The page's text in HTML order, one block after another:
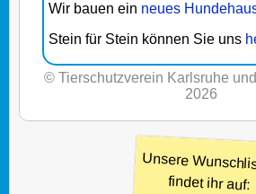
Wir bauen ein neues
Stein für Stein können Sie uns
© Tierschutzverein Karlsruhe
2026
Unsere
findet ihr auf: